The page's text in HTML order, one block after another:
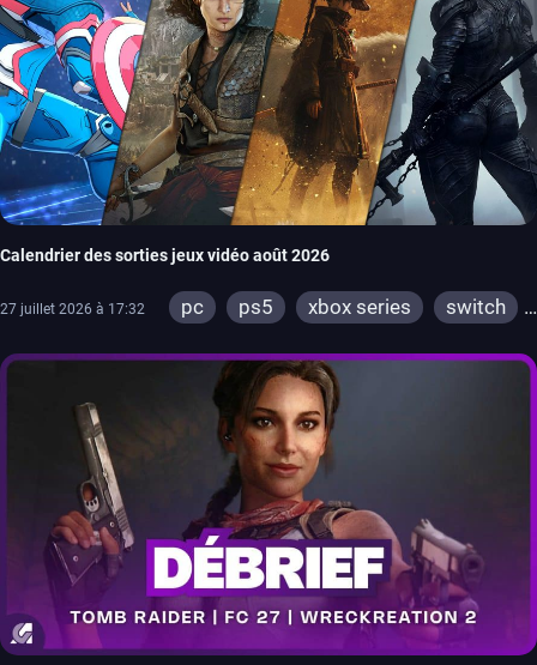
Calendrier des sorties jeux vidéo août 2026
27 juillet 2026 à 17:32 pc ps5 xbox series
switch